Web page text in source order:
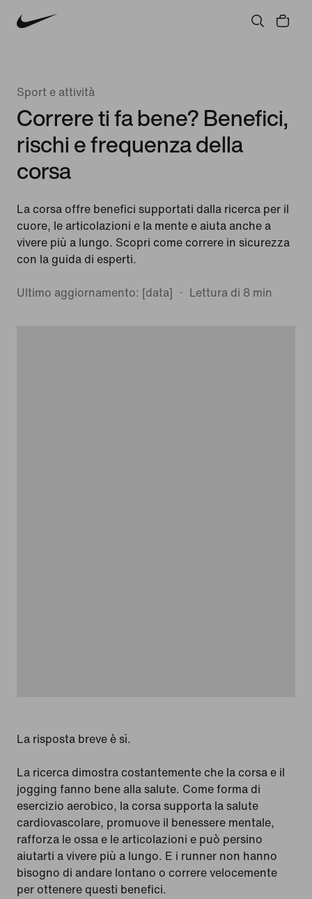
Correre ti fa bene? Benefici,
rischi e frequenza della
corsa
Sport e attività
La corsa offre benefici supportati dalla ricerca per il
cuore, le articolazioni e la mente e aiuta anche a
vivere più a lungo. Scopri come correre in sicurezza
con la guida di esperti.
Ultimo aggiornamento: [data]
Lettura di 8 min
La risposta breve è sì.
La ricerca dimostra costantemente che la corsa e il
jogging fanno bene alla salute. Come forma di
esercizio aerobico, la corsa supporta la salute
cardiovascolare, promuove il benessere mentale,
rafforza le ossa e le articolazioni e può persino
aiutarti a vivere più a lungo. E i runner non hanno
bisogno di andare lontano o correre velocemente
per ottenere questi benefici.